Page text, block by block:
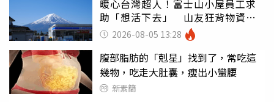
暖心台灣超人！富士山小屋員工求
助「想活下去」 山友狂背物資上
山：台灣真的是寶島
2026-08-05 13:28
腹部脂肪的「剋星」找到了，常吃這
幾物，吃走大肚囊，瘦出小蠻腰
新素簡